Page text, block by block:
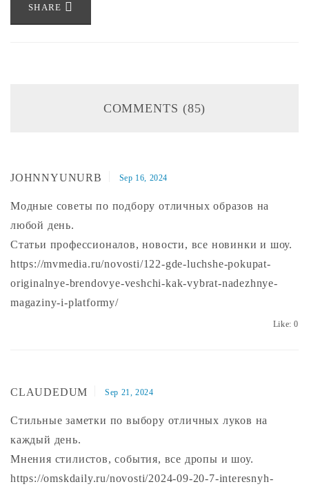
SHARE
COMMENTS (85)
JOHNNYUNURB Sep 16, 2024
Модные советы по подбору отличных образов на
любой день.
Статьи профессионалов, новости, все новинки и шоу.
https://mvmedia.ru/novosti/122-gde-luchshe-pokupat-
originalnye-brendovye-veshchi-kak-vybrat-nadezhnye-
magaziny-i-platformy/
Like:0
CLAUDEDUM Sep 21, 2024
Стильные заметки по выбору отличных луков на
каждый день.
Мнения стилистов, события, все дропы и шоу.
https://omskdaily.ru/novosti/2024-09-20-7-interesnyh-